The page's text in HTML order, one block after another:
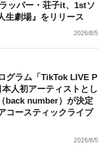
ッパー・荘子it、1stソ
生劇場』をリリース
2026/8/5
グラム「TikTok LIVE P
人初アーティストとし
back number）が決定
ースティックライブ
2026/8/5